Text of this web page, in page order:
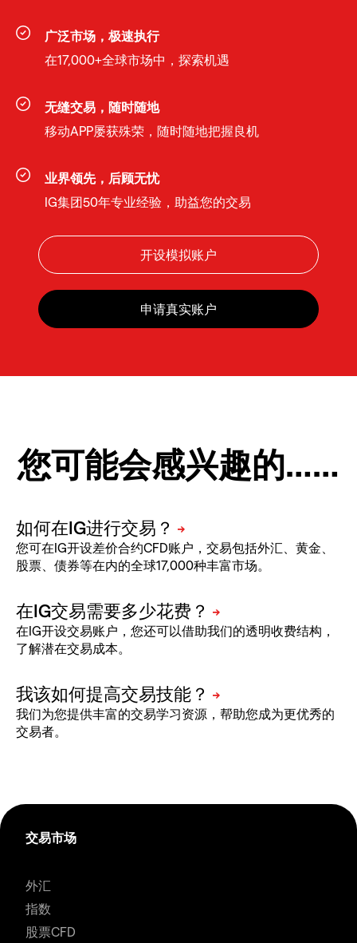
广泛市场，极速执行
在17,000+全球市场中，探索机遇
无缝交易，随时随地
移动APP屡获殊荣，随时随地把握良机
业界领先，后顾无忧
IG集团50年专业经验，助益您的交易
您可能会感兴趣的……
您可在IG开设差价合约CFD账户，交易包括外汇、黄金、
股票、债券等在内的全球17,000种丰富市场。
在IG开设交易账户，您还可以借助我们的透明收费结构，
了解潜在交易成本。
我们为您提供丰富的交易学习资源，帮助您成为更优秀的
交易者。
交易市场
外汇
指数
股票CFD